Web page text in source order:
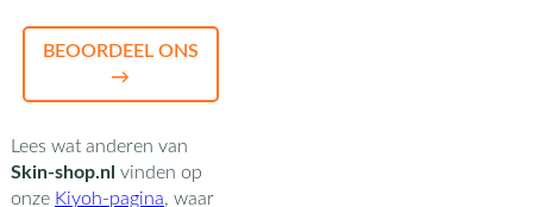
BEOORDEEL ONS
→
Lees wat anderen van
Skin-shop.nl vinden op
onze Kiyoh-pagina, waar